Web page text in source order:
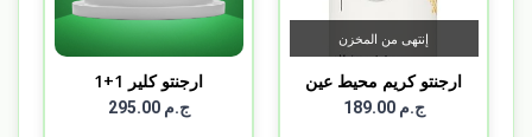
إنتهى من المخزن
ارجنتو كريم محيط عين
ج.م 189.00
ارجنتو كلير 1+1
ARGENT...
ج.م 295.00